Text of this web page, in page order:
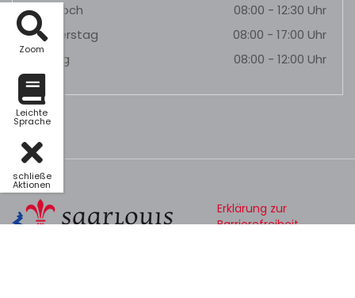
Zoom
Leichte
Sprache
schließe
Aktionen
Mittwoch
08:00 - 12:30 Uhr
Donnerstag
08:00 - 17:00 Uhr
Freitag
08:00 - 12:00 Uhr
Erklärung zur
Barrierefreiheit